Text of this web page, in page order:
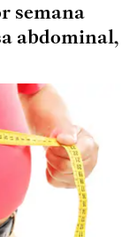
semana
abdominal,